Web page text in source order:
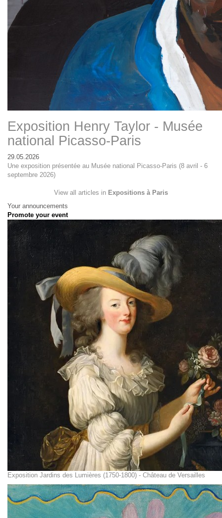
Exposition Henry Taylor - Musée
national Picasso-Paris
29.05.2026
Une exposition présentée au Musée national Picasso-Paris (8 avril - 6
septembre 2026)
View all articles in Expositions à Paris
Your announcements
Promote your event
Exposition Jardins des Lumières (1750-1800) - Château de Versailles